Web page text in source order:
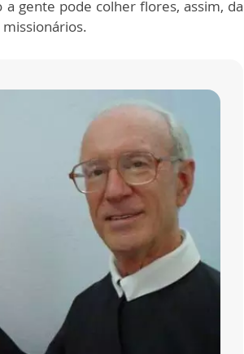
gente pode colher flores, assim, da